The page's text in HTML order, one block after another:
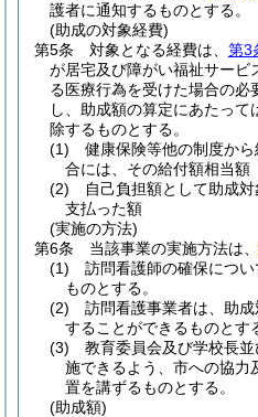
護者に通知するものとする。
(助成の対象経費)
第5条
対象となる経費は、 第3
が居宅及び障がい福祉サービ
る医療行為を受けた場合の必
し、助成額の算定にあたって
除するものとする。
(1)
健康保険等他の制度か
合には、その給付額相当額
(2)
自己負担額として助成
支払った額
(実施の方法)
第6条
当該事業の実施方法は、
(1)
訪問看護師の確保につ
ものとする。
(2)
訪問看護事業者は、助
することができるものとす
(3)
教育委員会及び学校長
施できるよう、市への協力
置を講ずるものとする。
(助成額)